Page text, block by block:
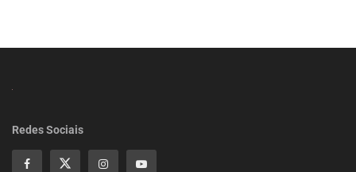
Redes Sociais